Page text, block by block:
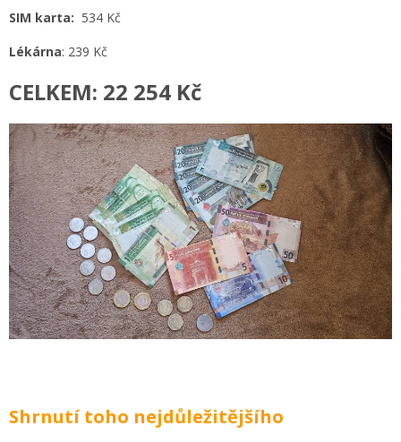
SIM karta: 534 Kč
Lékárna: 239 Kč
CELKEM: 22 254 Kč
Shrnutí toho nejdůležitějšího